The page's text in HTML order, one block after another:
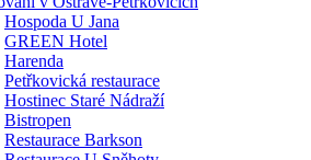
Hospoda U Jana
GREEN Hotel
Harenda
Petřkovická restaurace
Hostinec Staré Nádraží
Bistropen
Restaurace Barkson